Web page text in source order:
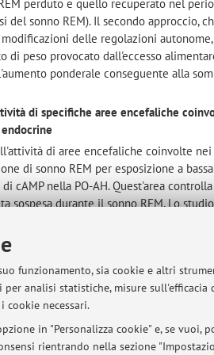
funzionamento, sia cookie e altri
analisi statistiche, misure
cookie necessari.
in "Personalizza cookie" e, se vuoi,
rientrando nella sezione
perduto e quello recuperato nel
del sonno REM). Il secondo approccio,
delle regolazioni
di peso provocato dall'eccesso
ponderale conseguente alla
di specifiche aree encefaliche
di aree encefaliche coinvolte
di sonno REM per esposizione a
cAMP nella PO-AH. Quest'area
sospesa durante il sonno REM. Lo
quale l'osmoregolazione,
endocrina, mediante il
durante il sonno la liberazione
suscitata dal raffreddamento locale di
sistemi ben conosciuti, si otterranno
la determinazione
e della forma attiva del fattore di